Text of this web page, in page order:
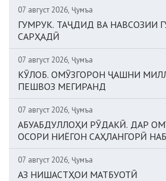
07 август 2026, Ҷумъа
ГУМРУК. ТАҶДИД ВА НАВСОЗИИ
САРҲАДӢ
07 август 2026, Ҷумъа
КӮЛОБ. ОМӮЗГОРОН ҶАШНИ
ПЕШВОЗ МЕГИРАНД
07 август 2026, Ҷумъа
АБУАБДУЛЛОҲИ РӮДАКӢ. ДАР
ОСОРИ НИЁГОН САҲЛАНГОРӢ
07 август 2026, Ҷумъа
АЗ НИШАСТҲОИ МАТБУОТӢ